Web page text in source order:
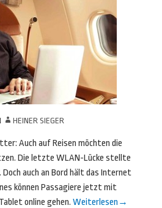
HEINER SIEGER
Auch auf Reisen möchten die
Die letzte WLAN-Lücke stellte
Doch auch an Bord hält das Internet
können Passagiere jetzt mit
online gehen. Weiterlesen →